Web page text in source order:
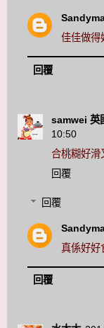
佳佳做得
回覆
samwei 英
10:50
合桃糊好滑
回覆
回覆
真係好好
回覆